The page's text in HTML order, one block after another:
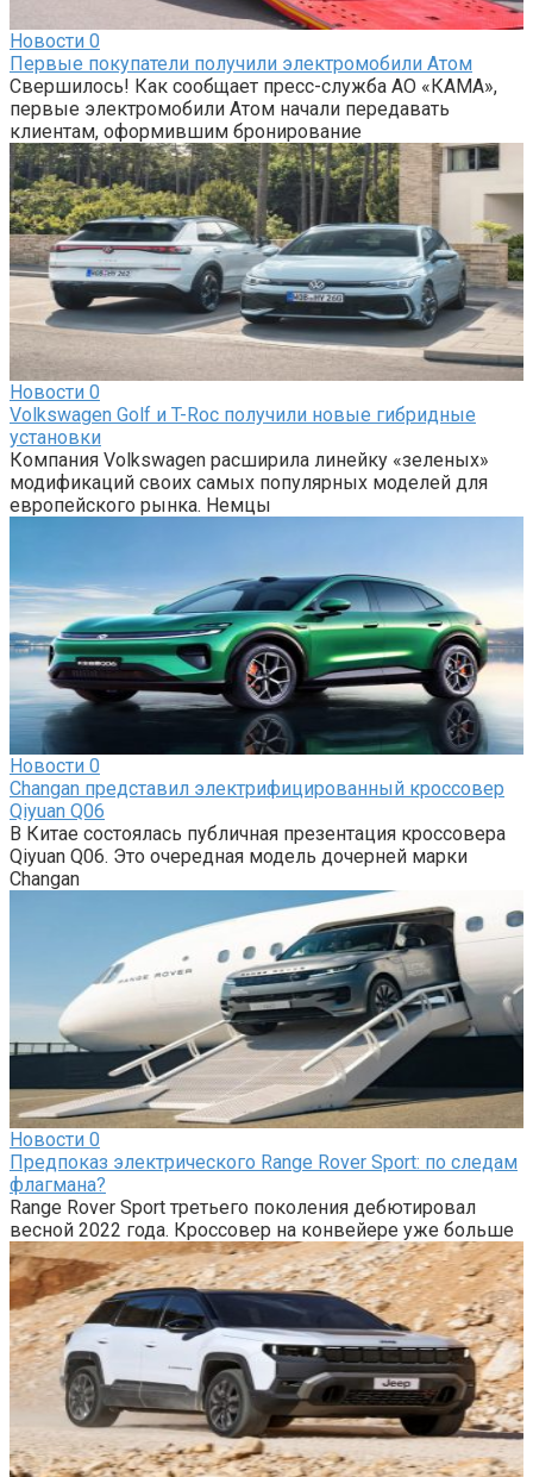
Новости 0
Первые покупатели получили электромобили Атом
Свершилось! Как сообщает пресс-служба АО «КАМА»,
первые электромобили Атом начали передавать
клиентам, оформившим бронирование
Новости 0
Volkswagen Golf и T-Roc получили новые гибридные
установки
Компания Volkswagen расширила линейку «зеленых»
модификаций своих самых популярных моделей для
европейского рынка. Немцы
Новости 0
Changan представил электрифицированный кроссовер
Qiyuan Q06
В Китае состоялась публичная презентация кроссовера
Qiyuan Q06. Это очередная модель дочерней марки
Changan
Новости 0
Предпоказ электрического Range Rover Sport: по следам
флагмана?
Range Rover Sport третьего поколения дебютировал
весной 2022 года. Кроссовер на конвейере уже больше